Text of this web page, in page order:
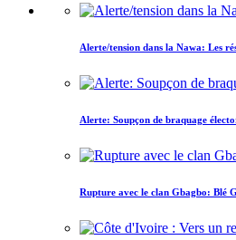
Alerte/tension dans la Nawa: Les
Alerte: Soupçon de braquage
Rupture avec le clan Gbagbo: Blé